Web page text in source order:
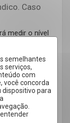
semelhantes
serviços,
com
você concorda
para
Caso
medir o nível
ocorrência;
como o
de
paz